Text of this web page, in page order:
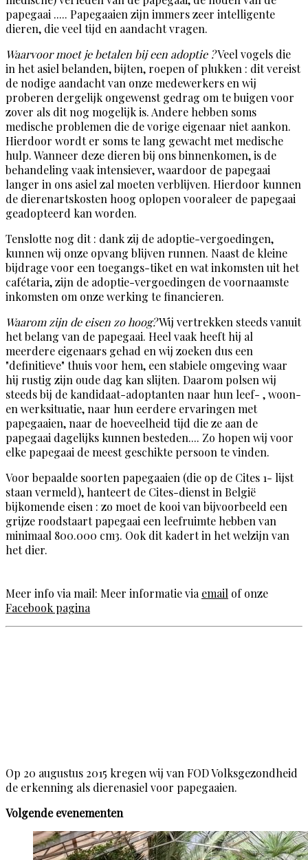
papegaai ..... Papegaaien zijn immers zeer intelligente
dieren, die veel tijd en aandacht vragen.
Waarvoor moet je betalen bij een adoptie ?Veel vogels die
in het asiel belanden, bijten, roepen of plukken : dit vereist
de nodige aandacht van onze medewerkers en wij
proberen dergelijk ongewenst gedrag om te buigen voor
zover als dit nog mogelijk is. Andere hebben soms
medische problemen die de vorige eigenaar niet aankon.
Hierdoor wordt er soms te lang gewacht met medische
hulp. Wanneer deze dieren bij ons binnenkomen, is de
behandeling vaak intensiever, waardoor de papegaai
langer in ons asiel zal moeten verblijven. Hierdoor kunnen
de dierenartskosten hoog oplopen vooraleer de papegaai
geadopteerd kan worden.
Tenslotte nog dit : dank zij de adoptie-vergoedingen,
kunnen wij onze opvang blijven runnen. Naast de kleine
bijdrage voor een toegangs-tiket en wat inkomsten uit het
cafétaria, zijn de adoptie-vergoedingen de voornaamste
inkomsten om onze werking te financieren.
Waarom zijn de eisen zo hoog?Wij vertrekken steeds vanuit
het belang van de papegaai. Heel vaak heeft hij al
meerdere eigenaars gehad en wij zoeken dus een
"definitieve" thuis voor hem, een stabiele omgeving waar
hij rustig zijn oude dag kan slijten. Daarom polsen wij
steeds bij de kandidaat-adoptanten naar hun leef- , woon-
en werksituatie, naar hun eerdere ervaringen met
papegaaien, naar de hoeveelheid tijd die ze aan de
papegaai dagelijks kunnen besteden.... Zo hopen wij voor
elke papegaai de meest geschikte persoon te vinden.
Voor bepaalde soorten papegaaien (die op de Cites 1- lijst
staan vermeld), hanteert de Cites-dienst in België
bijkomende eisen : zo moet de kooi van bijvoorbeeld een
grijze roodstaart papegaai een leefruimte hebben van
minimaal 800.000 cm3. Ook dit kadert in het welzijn van
het dier.
Meer info via mail: Meer informatie via email of onze
Facebook pagina
Op 20 augustus 2015 kregen wij van FOD Volksgezondheid
de erkenning als dierenasiel voor papegaaien.
Volgende evenementen